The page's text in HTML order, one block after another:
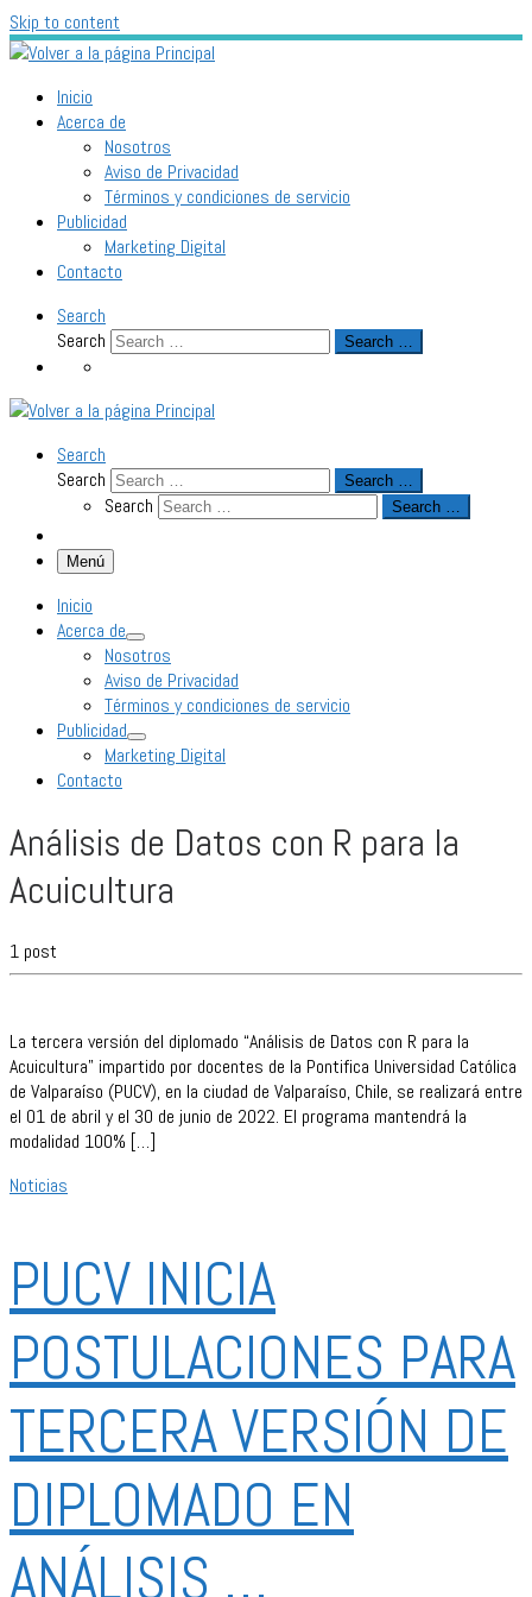
Skip to content
Inicio
Acerca de
Nosotros
Aviso de Privacidad
Términos y condiciones de servicio
Publicidad
Marketing Digital
Contacto
Search
Search
Search …
Search
Search
Search …
Search Search …
Menú
Inicio
Acerca de
Nosotros
Aviso de Privacidad
Términos y condiciones de servicio
Publicidad
Marketing Digital
Contacto
Análisis de Datos con R para la
Acuicultura
1 post
La tercera versión del diplomado “Análisis de Datos con R para la
Acuicultura” impartido por docentes de la Pontifica Universidad Católica
de Valparaíso (PUCV), en la ciudad de Valparaíso, Chile, se realizará entre
el 01 de abril y el 30 de junio de 2022. El programa mantendrá la
modalidad 100% […]
Noticias
PUCV INICIA
POSTULACIONES PARA
TERCERA VERSIÓN DE
DIPLOMADO EN
ANÁLISIS …